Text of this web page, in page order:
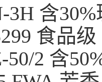
3H 含
食品
50/2 含